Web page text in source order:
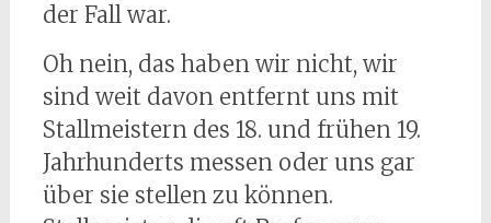
der Fall war.
Oh nein, das haben wir nicht, wir
sind weit davon entfernt uns mit
Stallmeistern des 18. und frühen 19.
Jahrhunderts messen oder uns gar
über sie stellen zu können.